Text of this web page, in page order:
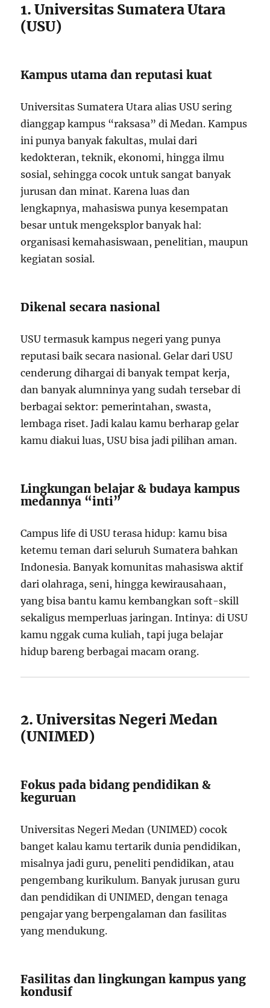
1. Universitas Sumatera Utara
(USU)
Kampus utama dan reputasi kuat
Universitas Sumatera Utara alias USU sering
dianggap kampus “raksasa” di Medan. Kampus
ini punya banyak fakultas, mulai dari
kedokteran, teknik, ekonomi, hingga ilmu
sosial, sehingga cocok untuk sangat banyak
jurusan dan minat. Karena luas dan
lengkapnya, mahasiswa punya kesempatan
besar untuk mengeksplor banyak hal:
organisasi kemahasiswaan, penelitian, maupun
kegiatan sosial.
Dikenal secara nasional
USU termasuk kampus negeri yang punya
reputasi baik secara nasional. Gelar dari USU
cenderung dihargai di banyak tempat kerja,
dan banyak alumninya yang sudah tersebar di
berbagai sektor: pemerintahan, swasta,
lembaga riset. Jadi kalau kamu berharap gelar
kamu diakui luas, USU bisa jadi pilihan aman.
Lingkungan belajar & budaya kampus
medannya “inti”
Campus life di USU terasa hidup: kamu bisa
ketemu teman dari seluruh Sumatera bahkan
Indonesia. Banyak komunitas mahasiswa aktif
dari olahraga, seni, hingga kewirausahaan,
yang bisa bantu kamu kembangkan soft-skill
sekaligus memperluas jaringan. Intinya: di USU
kamu nggak cuma kuliah, tapi juga belajar
hidup bareng berbagai macam orang.
2. Universitas Negeri Medan
(UNIMED)
Fokus pada bidang pendidikan &
keguruan
Universitas Negeri Medan (UNIMED) cocok
banget kalau kamu tertarik dunia pendidikan,
misalnya jadi guru, peneliti pendidikan, atau
pengembang kurikulum. Banyak jurusan guru
dan pendidikan di UNIMED, dengan tenaga
pengajar yang berpengalaman dan fasilitas
yang mendukung.
Fasilitas dan lingkungan kampus yang
kondusif